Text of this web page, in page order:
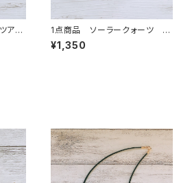
アク
1点商品 ソーラークォーツ グ
レージュパープル 2カン
¥1,350